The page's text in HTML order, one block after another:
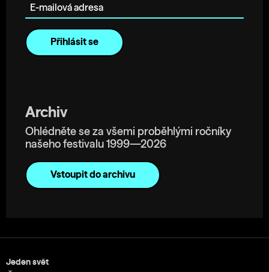
Archiv
Ohlédněte se za všemi proběhlými ročníky
našeho festivalu 1999—2026
Vstoupit do archivu
Jeden svět